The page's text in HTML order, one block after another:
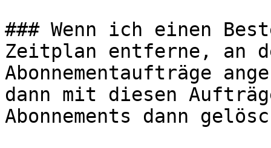
### Wenn ich einen
Zeitplan entferne, an
Abonnementaufträge
dann mit diesen
Abonnements dann